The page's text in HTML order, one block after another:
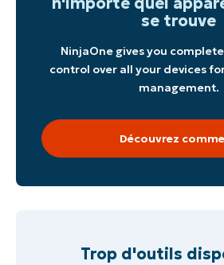
se trouve
NinjaOne gives you
control over all your devices
management.
Découvrez
Trop d'outils